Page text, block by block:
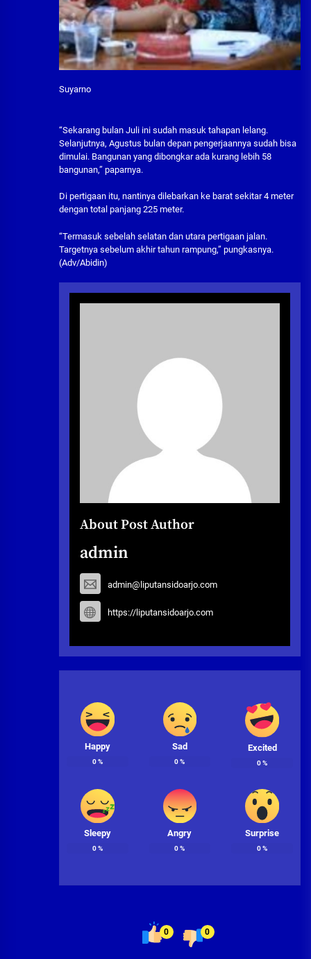
Suyarno
“Sekarang bulan Juli ini sudah masuk tahapan lelang.
Selanjutnya, Agustus bulan depan pengerjaannya sudah bisa
dimulai. Bangunan yang dibongkar ada kurang lebih 58
bangunan,” paparnya.
Di pertigaan itu, nantinya dilebarkan ke barat sekitar 4 meter
dengan total panjang 225 meter.
“Termasuk sebelah selatan dan utara pertigaan jalan.
Targetnya sebelum akhir tahun rampung,” pungkasnya.
(Adv/Abidin)
About Post Author
admin
admin@liputansidoarjo.com
https://liputansidoarjo.com
Happy
0%
Sad
0%
Excited
0%
Sleepy
0%
Angry
0%
Surprise
0%
0 0